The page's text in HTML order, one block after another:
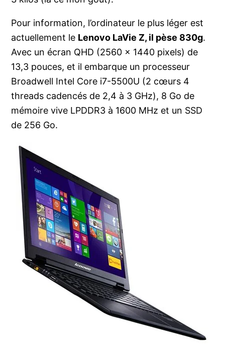
Pour information, l’ordinateur le plus léger est
actuellement le Lenovo LaVie Z, il pèse 830g.
Avec un écran QHD (2560 x 1440 pixels) de
13,3 pouces, et il embarque un processeur
Broadwell Intel Core i7-5500U (2 cœurs 4
threads cadencés de 2,4 à 3 GHz), 8 Go de
mémoire vive LPDDR3 à 1600 MHz et un SSD
de 256 Go.